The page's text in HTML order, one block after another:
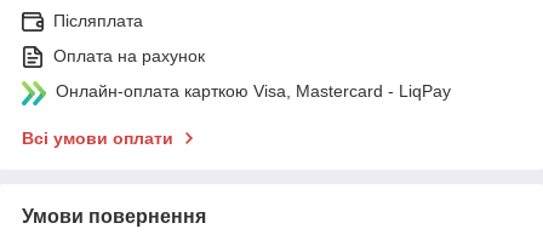
Післяплата
Оплата на рахунок
Онлайн-оплата карткою Visa, Mastercard - LiqPay
Всі умови оплати
Умови повернення